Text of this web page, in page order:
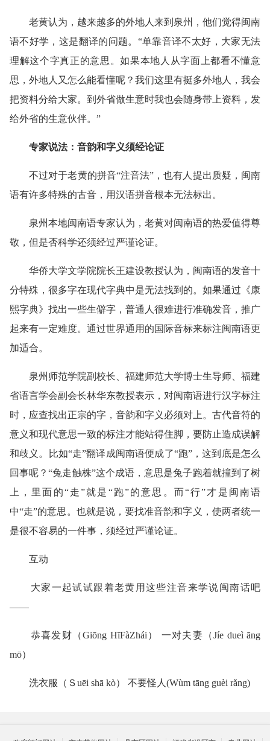
老黄认为，越来越多的外地人来到泉州，他们觉得闽南
语不好学，这是翻译的问题。“单靠音译不太好，大家无法
理解这个字真正的意思。如果本地人从字面上都看不懂意
思，外地人又怎么能看懂呢？我们这里有挺多外地人，我会
把资料分给大家。到外省做生意时我也会随身带上资料，发
给外省的生意伙伴。”
专家说法：音韵和字义须经论证
不过对于老黄的拼音“注音法”，也有人提出质疑，闽南
语有许多特殊的古音，用汉语拼音根本无法标出。
泉州本地闽南语专家认为，老黄对闽南语的热爱值得尊
敬，但是否科学还须经过严谨论证。
华侨大学文学院院长王建设教授认为，闽南语的发音十
分特殊，很多字在现代字典中是无法找到的。如果通过《康
熙字典》找出一些生僻字，普通人很难进行准确发音，推广
起来有一定难度。通过世界通用的国际音标来标注闽南语更
加适合。
泉州师范学院副校长、福建师范大学博士生导师、福建
省语言学会副会长林华东教授表示，对闽南语进行汉字标注
时，应查找出正宗的字，音韵和字义必须对上。古代音符的
意义和现代意思一致的标注才能站得住脚，要防止造成误解
和歧义。比如“走”翻译成闽南语便成了“跑”，这到底是怎么
回事呢？“兔走触株”这个成语，意思是兔子跑着就撞到了树
上，里面的“走”就是“跑”的意思。而“行”才是闽南语
中“走”的意思。也就是说，要找准音韵和字义，使两者统一
是很不容易的一件事，须经过严谨论证。
互动
大家一起试试跟着老黄用这些注音来学说闽南话吧
——
恭喜发财（Giōng HīFàZhái） 一对夫妻（Jíe dueì āng
mō）
洗衣服（Ｓuēi shā kò） 不要怪人(Wùm tāng guèi rǎng)